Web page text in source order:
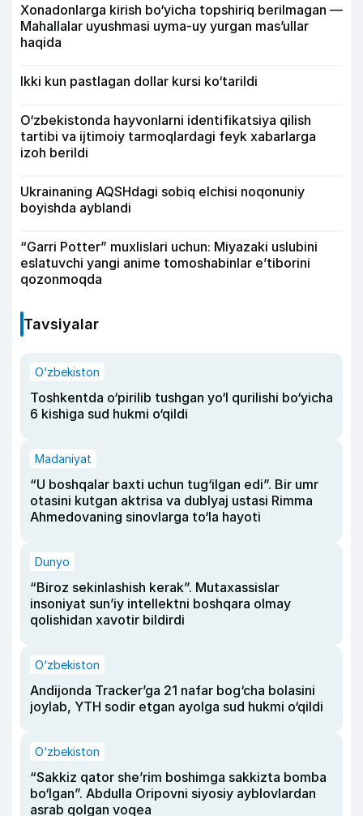
Xonadonlarga kirish bo‘yicha topshiriq berilmagan —
Mahallalar uyushmasi uyma-uy yurgan mas’ullar
haqida
Ikki kun pastlagan dollar kursi ko‘tarildi
O‘zbekistonda hayvonlarni identifikatsiya qilish
tartibi va ijtimoiy tarmoqlardagi feyk xabarlarga
izoh berildi
Ukrainaning AQSHdagi sobiq elchisi noqonuniy
boyishda ayblandi
“Garri Potter” muxlislari uchun: Miyazaki uslubini
eslatuvchi yangi anime tomoshabinlar e’tiborini
qozonmoqda
Tavsiyalar
O‘zbekiston
Toshkentda o‘pirilib tushgan yo‘l qurilishi bo‘yicha
6 kishiga sud hukmi o‘qildi
Madaniyat
“U boshqalar baxti uchun tug‘ilgan edi”. Bir umr
otasini kutgan aktrisa va dublyaj ustasi Rimma
Ahmedovaning sinovlarga to‘la hayoti
Dunyo
“Biroz sekinlashish kerak”. Mutaxassislar
insoniyat sun’iy intellektni boshqara olmay
qolishidan xavotir bildirdi
O‘zbekiston
Andijonda Tracker’ga 21 nafar bog‘cha bolasini
joylab, YTH sodir etgan ayolga sud hukmi o‘qildi
O‘zbekiston
“Sakkiz qator she’rim boshimga sakkizta bomba
bo‘lgan”. Abdulla Oripovni siyosiy ayblovlardan
asrab qolgan voqea